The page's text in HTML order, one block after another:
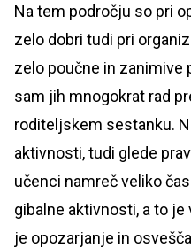
Na tem področju so pri
zelo dobri tudi pri
zelo poučne in zanimive
sam jih mnogokrat rad
roditeljskem sestanku.
aktivnosti, tudi glede
učenci namreč veliko
gibalne aktivnosti, a to
je opozarjanje in